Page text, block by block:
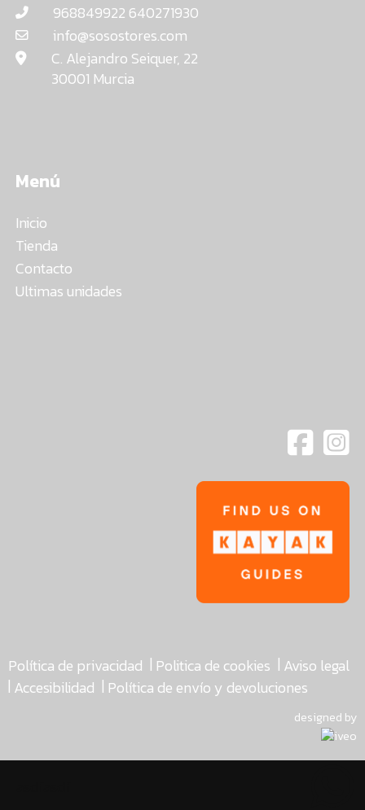
968849922 640271930
info@sosostores.com
C. Alejandro Seiquer, 22
30001 Murcia
Menú
Inicio
Tienda
Contacto
Ultimas unidades
Política de privacidad | Politica de cookies | Aviso legal
| Accesibilidad | Política de envío y devoluciones
designed by